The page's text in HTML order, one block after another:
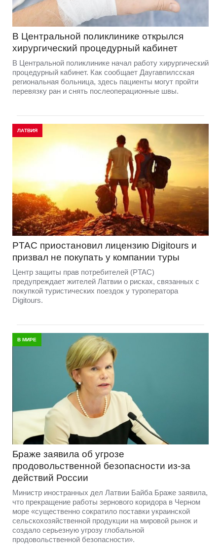
В Центральной поликлинике открылся
хирургический процедурный кабинет
В Центральной поликлинике начал работу хирургический
процедурный кабинет. Как сообщает Даугавпилсская
региональная больница, здесь пациенты могут пройти
перевязку ран и снять послеоперационные швы.
ЛАТВИЯ
PTAC приостановил лицензию Digitours и
призвал не покупать у компании туры
Центр защиты прав потребителей (PTAC)
предупреждает жителей Латвии о рисках, связанных с
покупкой туристических поездок у туроператора
Digitours.
В МИРЕ
Браже заявила об угрозе
продовольственной безопасности из-за
действий России
Министр иностранных дел Латвии Байба Браже заявила,
что прекращение работы зернового коридора в Черном
море «существенно сократило поставки украинской
сельскохозяйственной продукции на мировой рынок и
создало серьезную угрозу глобальной
продовольственной безопасности».